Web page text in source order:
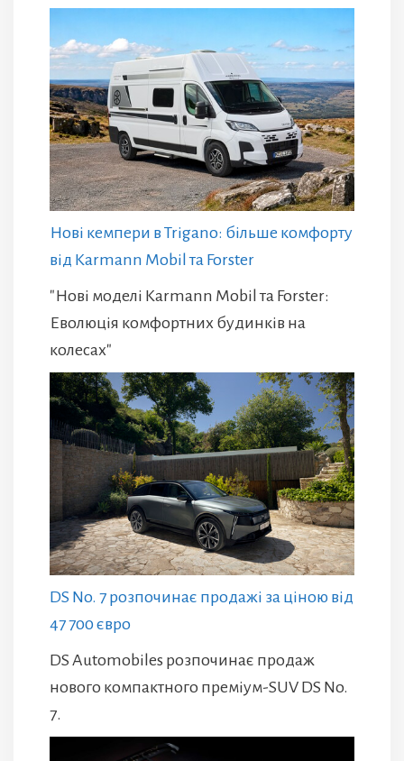
Нові кемпери в Trigano: більше комфорту
від Karmann Mobil та Forster
"Нові моделі Karmann Mobil та Forster:
Еволюція комфортних будинків на
колесах"
DS No. 7 розпочинає продажі за ціною від
47 700 євро
DS Automobiles розпочинає продаж
нового компактного преміум-SUV DS No.
7.